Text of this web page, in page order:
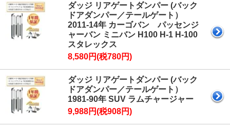
ダッジ リアゲートダンパー (バック
ドアダンパー／テールゲート）
2011-14年 カーゴバン パッセンジ
ャーバン ミニバン H100 H-1 H-100
スタレックス
8,580円(税780円)
ダッジ リアゲートダンパー (バック
ドアダンパー／テールゲート）
1981-90年 SUV ラムチャージャー
9,988円(税908円)